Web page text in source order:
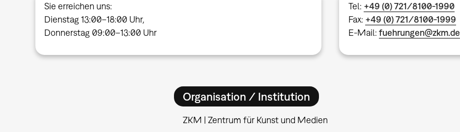
Sie erreichen uns:
Dienstag 13:00–18:00 Uhr,
Donnerstag 09:00–13:00 Uhr
Tel: +49 (0) 721/8100-1990
Fax: +49 (0) 721/8100-1999
E-Mail: fuehrungen@zkm.de
Organisation / Institution
ZKM | Zentrum für Kunst und Medien